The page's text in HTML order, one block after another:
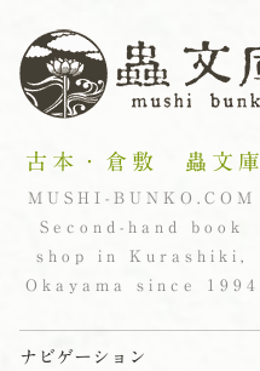
古本・倉敷 蟲文庫
MUSHI-BUNKO.COM
Second-hand book
shop in Kurashiki,
Okayama since 1994
ナビゲーション